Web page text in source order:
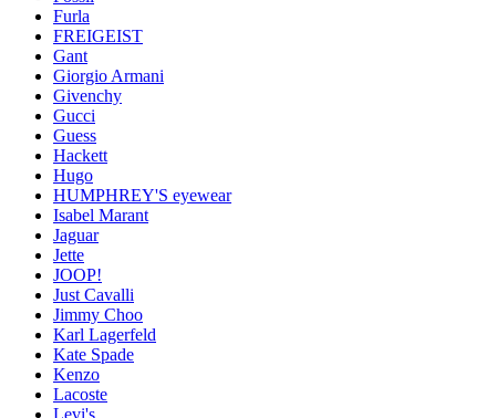
Furla
FREIGEIST
Gant
Giorgio Armani
Givenchy
Gucci
Guess
Hackett
Hugo
HUMPHREY'S eyewear
Isabel Marant
Jaguar
Jette
JOOP!
Just Cavalli
Jimmy Choo
Karl Lagerfeld
Kate Spade
Kenzo
Lacoste